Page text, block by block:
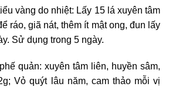
vàng do nhiệt: Lấy 15 lá xuyên tâm
ráo, giã nát, thêm ít mật ong, đun lấy
Sử dụng trong 5 ngày.
quản: xuyên tâm liên, huyền sâm,
Vỏ quýt lâu năm, cam thảo mỗi vị